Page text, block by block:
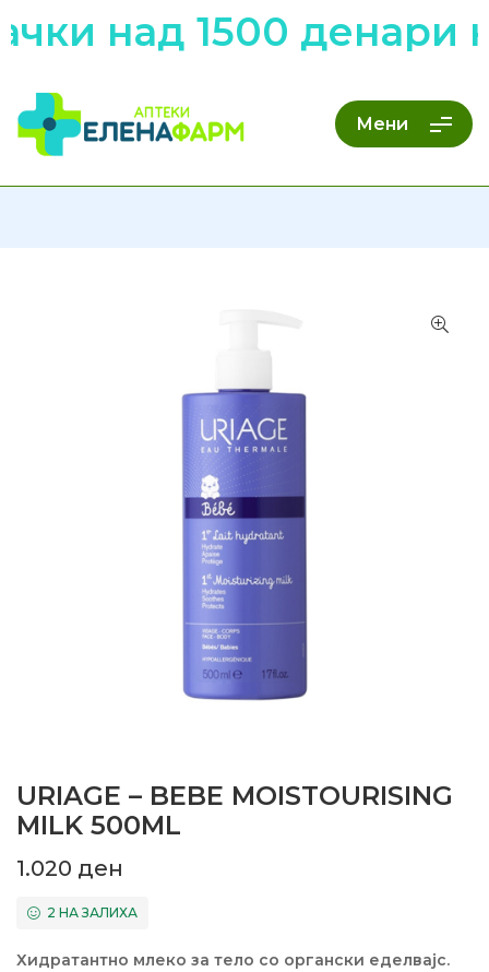
над 1500 денари
Мени
URIAGE – BEBE MOISTOURISING
MILK 500ML
1.020 ден
2 НА ЗАЛИХА
Хидратантно млеко за тело со органски еделвајс.